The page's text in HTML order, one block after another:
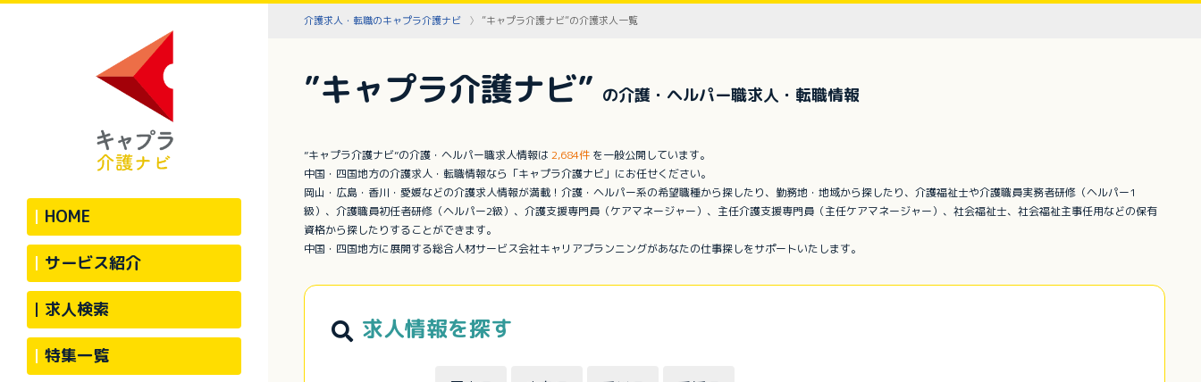
HOME
サービス紹介
求人検索
特集一覧
介護求人・転職のキャプラ介護ナビ ”キャプラ介護ナビ”の介護求人一覧
”キャプラ介護ナビ” の介護・ヘルパー職求人・転職情報
”キャプラ介護ナビ”の介護・ヘルパー職求人情報は 2,684件 を一般公開しています。
中国・四国地方の介護求人・転職情報なら「キャプラ介護ナビ」にお任せください。
岡山・広島・香川・愛媛などの介護求人情報が満載！介護・ヘルパー系の希望職種から探したり、勤務地・地域から探したり、介護福祉士や介護職員実務者研修（ヘルパー1
級）、介護職員初任者研修（ヘルパー2級）、介護支援専門員（ケアマネージャー）、主任介護支援専門員（主任ケアマネージャー）、社会福祉士、社会福祉主事任用などの保有
資格から探したりすることができます。
中国・四国地方に展開する総合人材サービス会社キャリアプランニングがあなたの仕事探しをサポートいたします。
求人情報を探す